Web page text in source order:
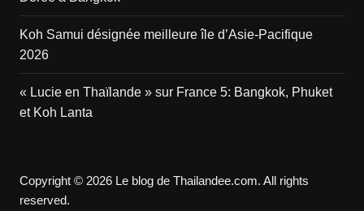
Koh Samui désignée meilleure île d’Asie-Pacifique
2026
« Lucie en Thaïlande » sur France 5: Bangkok, Phuket
et Koh Lanta
Copyright © 2026 Le blog de Thailandee.com. All rights
reserved.